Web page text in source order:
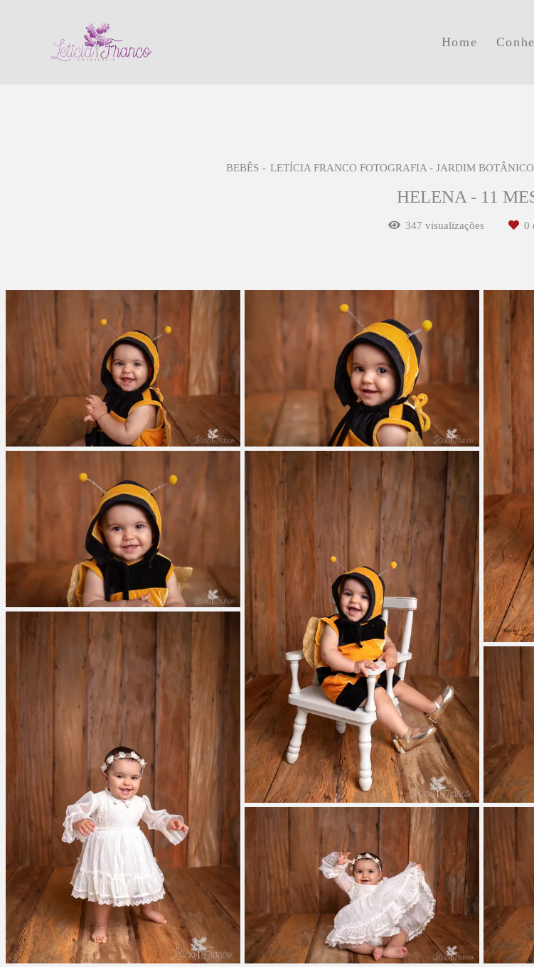
Home
BEBÊS LETÍCIA FRANCO FOTOGRAFIA - JARDIM
HELENA - 11
347 visualizações 0